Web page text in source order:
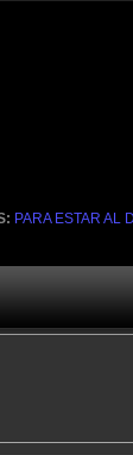
PARA ESTAR AL